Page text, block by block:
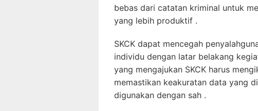
bebas dari catatan kriminal untuk
yang lebih produktif .
SKCK dapat mencegah
individu dengan latar belakang
yang mengajukan SKCK harus
memastikan keakuratan data yang
digunakan dengan sah .